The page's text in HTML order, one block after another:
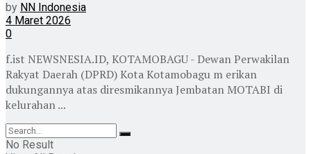
by NN Indonesia
4 Maret 2026
0
f.ist NEWSNESIA.ID, KOTAMOBAGU - Dewan Perwakilan
Rakyat Daerah (DPRD) Kota Kotamobagu m erikan
dukungannya atas diresmikannya Jembatan MOTABI di
kelurahan ...
No Result